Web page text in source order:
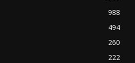
988
494
260
222